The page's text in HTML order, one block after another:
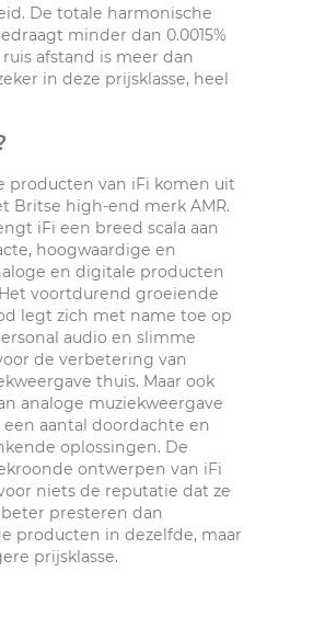
De totale harmonische
minder dan 0.0015%
afstand is meer dan
in deze prijsklasse, heel
producten van iFi komen uit
Britse high-end merk AMR.
iFi een breed scala aan
hoogwaardige en
en digitale producten
voortdurend groeiende
legt zich met name toe op
audio en slimme
de verbetering van
thuis. Maar ook
analoge muziekweergave
aantal doordachte en
oplossingen. De
ontwerpen van iFi
niets de reputatie dat ze
presteren dan
producten in dezelfde, maar
prijsklasse.